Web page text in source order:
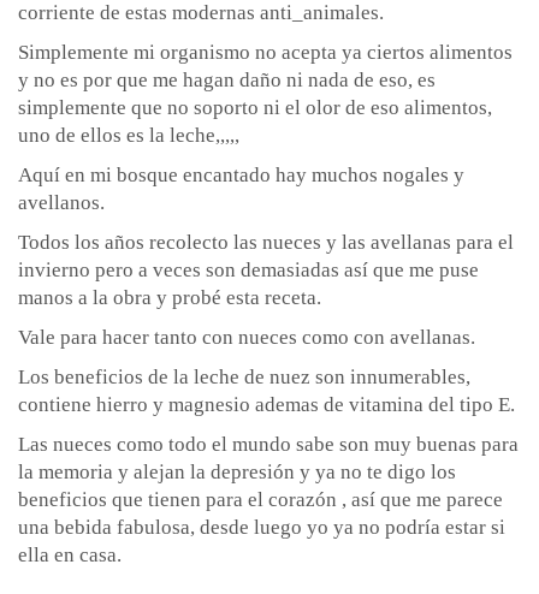
corriente de estas modernas anti_animales.
Simplemente mi organismo no acepta ya ciertos alimentos
y no es por que me hagan daño ni nada de eso, es
simplemente que no soporto ni el olor de eso alimentos,
uno de ellos es la leche,,,,,
Aquí en mi bosque encantado hay muchos nogales y
avellanos.
Todos los años recolecto las nueces y las avellanas para el
invierno pero a veces son demasiadas así que me puse
manos a la obra y probé esta receta.
Vale para hacer tanto con nueces como con avellanas.
Los beneficios de la leche de nuez son innumerables,
contiene hierro y magnesio ademas de vitamina del tipo E.
Las nueces como todo el mundo sabe son muy buenas para
la memoria y alejan la depresión y ya no te digo los
beneficios que tienen para el corazón , así que me parece
una bebida fabulosa, desde luego yo ya no podría estar si
ella en casa.